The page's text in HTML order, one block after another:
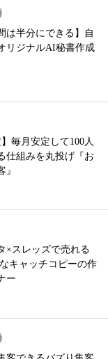
は半分にできる】自
リジナルAI秘書作成
】毎月安定して100人
仕組みを丸投げ『お
』
×スレッズで売れる
キャッチコピーの作
ー